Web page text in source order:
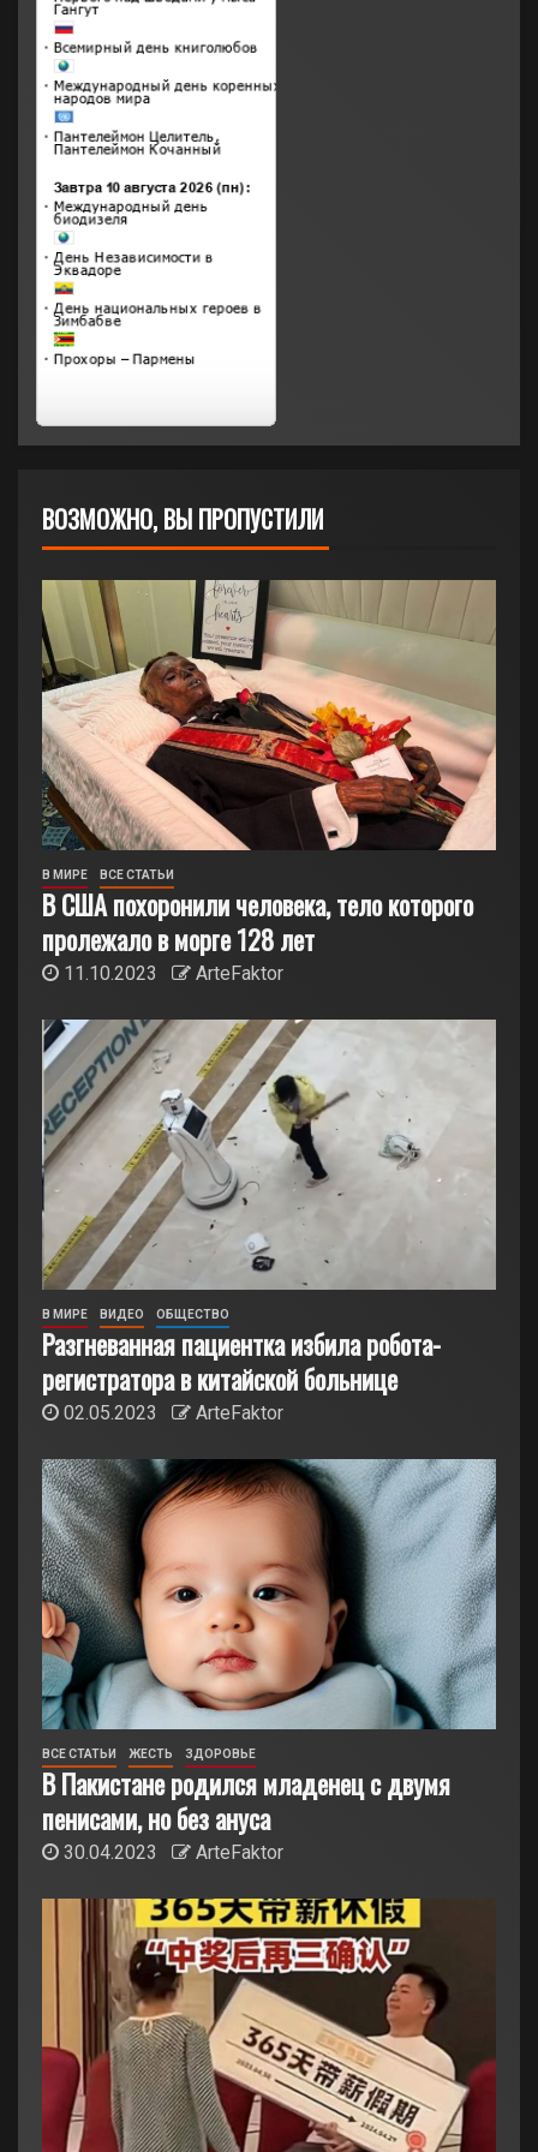
ВОЗМОЖНО, ВЫ ПРОПУСТИЛИ
В МИРЕ ВСЕ СТАТЬИ
В США похоронили человека, тело которого
пролежало в морге 128 лет
11.10.2023 ArteFaktor
В МИРЕ ВИДЕО ОБЩЕСТВО
Разгневанная пациентка избила робота-
регистратора в китайской больнице
02.05.2023 ArteFaktor
ВСЕ СТАТЬИ ЖЕСТЬ ЗДОРОВЬЕ
В Пакистане родился младенец с двумя
пенисами, но без ануса
30.04.2023 ArteFaktor